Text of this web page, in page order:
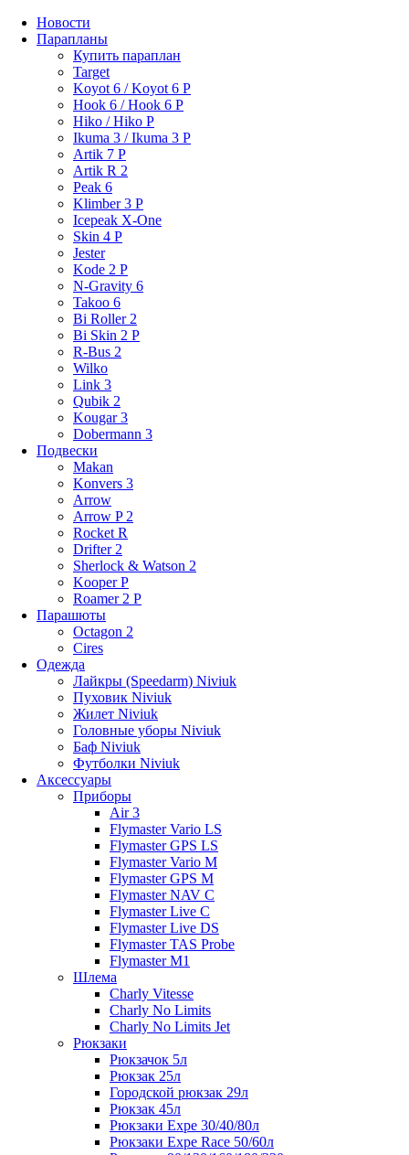
Новости
Парапланы
Купить параплан
Target
Koyot 6 / Koyot 6 P
Hook 6 / Hook 6 P
Hiko / Hiko P
Ikuma 3 / Ikuma 3 P
Artik 7 P
Artik R 2
Peak 6
Klimber 3 P
Icepeak X-One
Skin 4 P
Jester
Kode 2 P
N-Gravity 6
Takoo 6
Bi Roller 2
Bi Skin 2 P
R-Bus 2
Wilko
Link 3
Qubik 2
Kougar 3
Dobermann 3
Подвески
Makan
Konvers 3
Arrow
Arrow P 2
Rocket R
Drifter 2
Sherlock & Watson 2
Kooper P
Roamer 2 P
Парашюты
Octagon 2
Cires
Одежда
Лайкры (Speedarm) Niviuk
Пуховик Niviuk
Жилет Niviuk
Головные уборы Niviuk
Баф Niviuk
Футболки Niviuk
Аксессуары
Приборы
Air 3
Flymaster Vario LS
Flymaster GPS LS
Flymaster Vario M
Flymaster GPS M
Flymaster NAV C
Flymaster Live C
Flymaster Live DS
Flymaster TAS Probe
Flymaster M1
Шлема
Charly Vitesse
Charly No Limits
Charly No Limits Jet
Рюкзаки
Рюкзачок 5л
Рюкзак 25л
Городской рюкзак 29л
Рюкзак 45л
Рюкзаки Expe 30/40/80л
Рюкзаки Expe Race 50/60л